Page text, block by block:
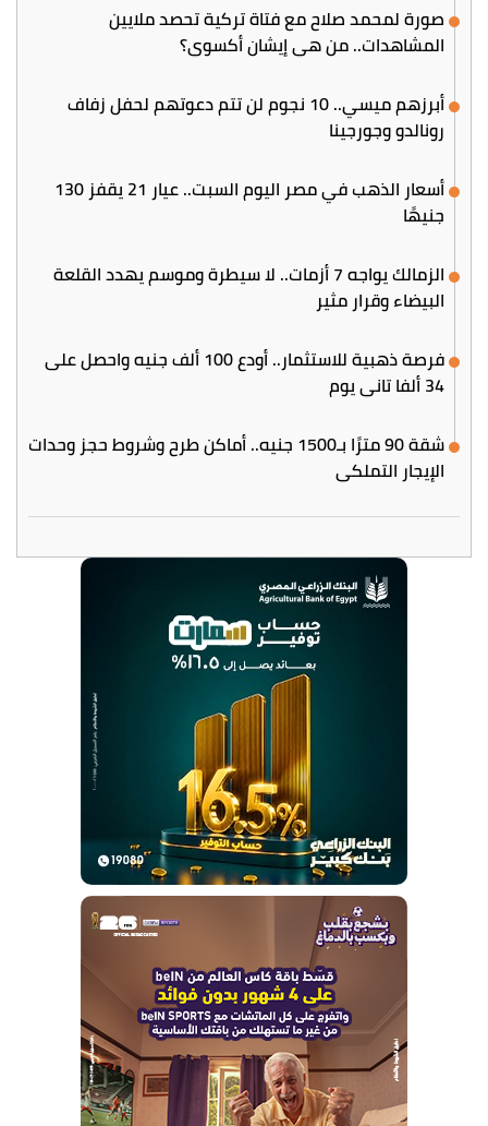
صورة لمحمد صلاح مع فتاة تركية تحصد ملايين
المشاهدات.. من هي إيشان أكسوي؟
أبرزهم ميسي.. 10 نجوم لن تتم دعوتهم لحفل زفاف
رونالدو وجورجينا
أسعار الذهب في مصر اليوم السبت.. عيار 21 يقفز 130
جنيهًا
الزمالك يواجه 7 أزمات.. لا سيطرة وموسم يهدد القلعة
البيضاء وقرار مثير
فرصة ذهبية للاستثمار.. أودع 100 ألف جنيه واحصل على
34 ألفا تاني يوم
شقة 90 مترًا بـ1500 جنيه.. أماكن طرح وشروط حجز وحدات
الإيجار التملكي